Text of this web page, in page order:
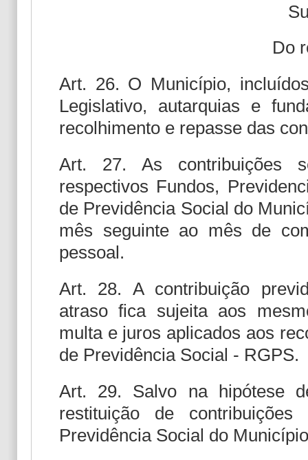
Do
Art. 26. O Município,
Legislativo, autarquias e
recolhimento e repasse das
Art. 27. As contribuições
respectivos Fundos,
de Previdência Social do
mês seguinte ao mês de
pessoal.
Art. 28. A contribuição
atraso fica sujeita aos
multa e juros aplicados aos
de Previdência Social - RGPS.
Art. 29. Salvo na hipótese
restituição de
Previdência Social do